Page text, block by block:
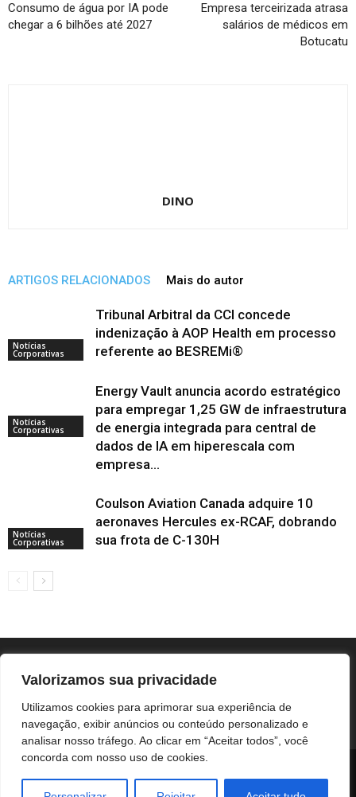
Valorizamos sua privacidade
Utilizamos cookies para aprimorar sua experiência de
navegação, exibir anúncios ou conteúdo personalizado e
analisar nosso tráfego. Ao clicar em “Aceitar todos”, você
concorda com nosso uso de cookies.
Consumo de água por IA pode
chegar a 6 bilhões até 2027
Empresa terceirizada atrasa
salários de médicos em
Botucatu
DINO
ARTIGOS RELACIONADOS Mais do autor
Notícias
Corporativas
Tribunal Arbitral da CCI concede
indenização à AOP Health em processo
referente ao BESREMi®
Notícias
Corporativas
Energy Vault anuncia acordo estratégico
para empregar 1,25 GW de infraestrutura
de energia integrada para central de
dados de IA em hiperescala com
empresa...
Notícias
Corporativas
Coulson Aviation Canada adquire 10
aeronaves Hercules ex-RCAF, dobrando
sua frota de C-130H
NOTÍCIAS CORPORATIVAS